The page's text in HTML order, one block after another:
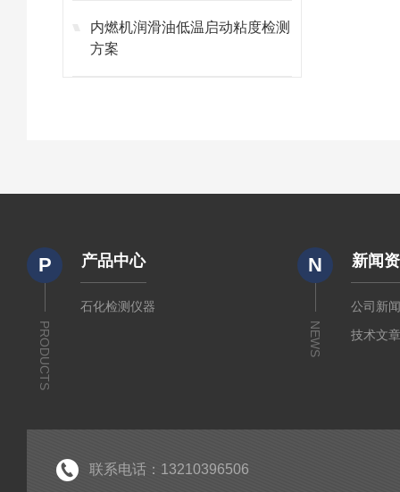
内燃机润滑油低温启动粘度检测
方案
P
PRODUCTS
产品中心
石化检测仪器
N
NEWS
新闻
公司新
技术文
联系电话：13210396506